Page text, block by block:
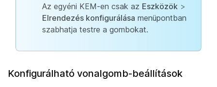
Az egyéni KEM-en csak az Eszközök >
Elrendezés konfigurálása menüpontban
szabhatja testre a gombokat.
Konfigurálható vonalgomb-beállítások